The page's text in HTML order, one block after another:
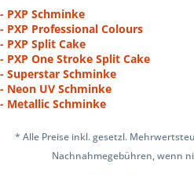
- PXP Schminke
- PXP Professional Colours
- PXP Split Cake
- PXP One Stroke Split Cake
- Superstar Schminke
- Neon UV Schminke
- Metallic Schminke
* Alle Preise inkl. gesetzl.
Nachnahmegebühren, wenn